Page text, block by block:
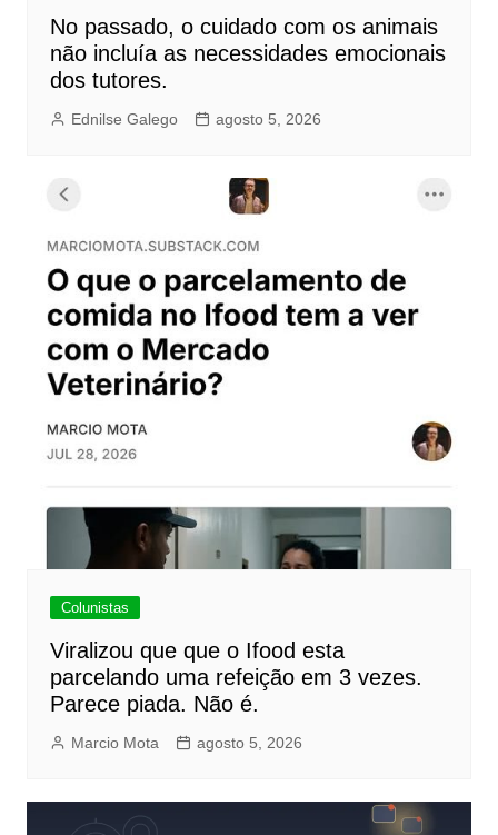
No passado, o cuidado com os animais
não incluía as necessidades emocionais
dos tutores.
Ednilse Galego agosto 5, 2026
Colunistas
Viralizou que que o Ifood esta
parcelando uma refeição em 3 vezes.
Parece piada. Não é.
Marcio Mota agosto 5, 2026